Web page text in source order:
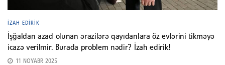
İZAH EDIRIK
İşğaldan azad olunan ərazilərə qayıdanlara öz evlərini tikməyə
icazə verilmir. Burada problem nədir? İzah edirik!
11 NOYABR 2025